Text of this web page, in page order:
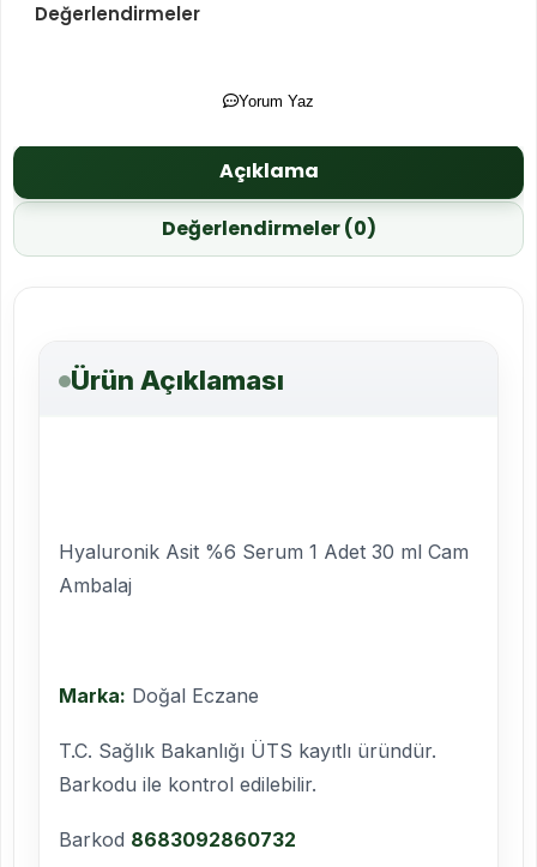
Değerlendirmeler
Yorum Yaz
Açıklama
Değerlendirmeler (0)
Ürün Açıklaması
Hyaluronik Asit %6 Serum 1 Adet 30 ml Cam
Ambalaj
Marka: Doğal Eczane
T.C. Sağlık Bakanlığı ÜTS kayıtlı üründür.
Barkodu ile kontrol edilebilir.
Barkod 8683092860732